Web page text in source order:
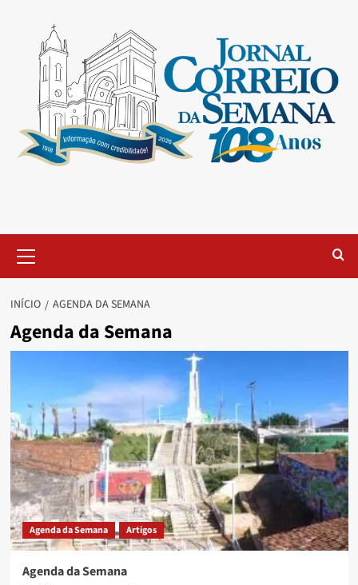
INÍCIO AGENDA DA SEMANA
Agenda da Semana
Agenda da Semana Artigos
Agenda da Semana